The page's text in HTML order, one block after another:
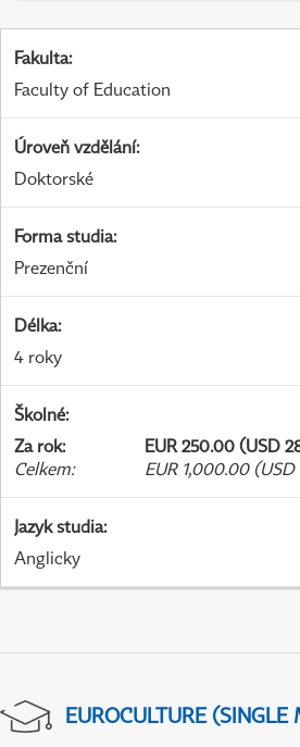
Fakulta:
Faculty of Education
Úroveň vzdělání:
Doktorské
Forma studia:
Prezenční
Délka:
4 roky
Školné:
Za rok:
EUR 250.00 (USD
Celkem: EUR 1,000.00 (USD
Jazyk studia:
Anglicky
EUROCULTURE (SINGLE